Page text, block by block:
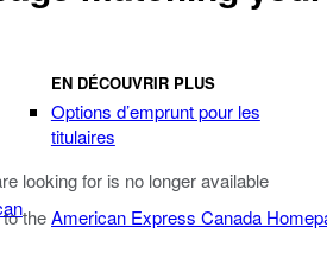
EN DÉCOUVRIR PLUS
Options d’emprunt pour les
titulaires
looking for is no longer available
theAmerican Express Canada